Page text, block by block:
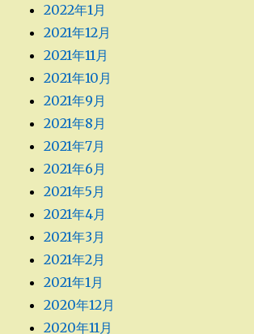
2022年1月
2021年12月
2021年11月
2021年10月
2021年9月
2021年8月
2021年7月
2021年6月
2021年5月
2021年4月
2021年3月
2021年2月
2021年1月
2020年12月
2020年11月